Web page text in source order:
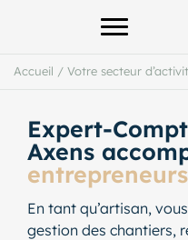
Afficher le
Accueil / Votre secteur
Expert-
Axens
En tant qu’artisan,
gestion des chantiers,